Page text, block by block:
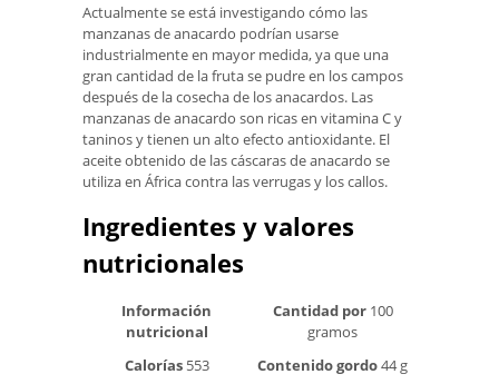
Actualmente se está investigando cómo las
manzanas de anacardo podrían usarse
industrialmente en mayor medida, ya que una
gran cantidad de la fruta se pudre en los campos
después de la cosecha de los anacardos. Las
manzanas de anacardo son ricas en vitamina C y
taninos y tienen un alto efecto antioxidante. El
aceite obtenido de las cáscaras de anacardo se
utiliza en África contra las verrugas y los callos.
Ingredientes y valores
nutricionales
Información
nutricional
Cantidad por100
gramos
Calorías553 Contenido gordo44 g